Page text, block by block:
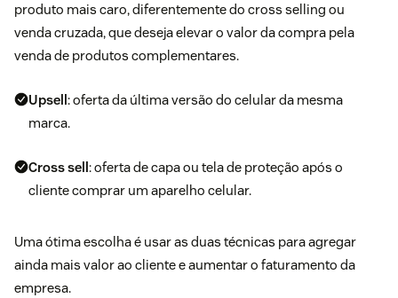
produto mais caro, diferentemente do cross selling ou
venda cruzada, que deseja elevar o valor da compra pela
venda de produtos complementares.
Upsell : oferta da última versão do celular da mesma
marca.
Cross sell : oferta de capa ou tela de proteção após o
cliente comprar um aparelho celular.
Uma ótima escolha é usar as duas técnicas para agregar
ainda mais valor ao cliente e aumentar o faturamento da
empresa.